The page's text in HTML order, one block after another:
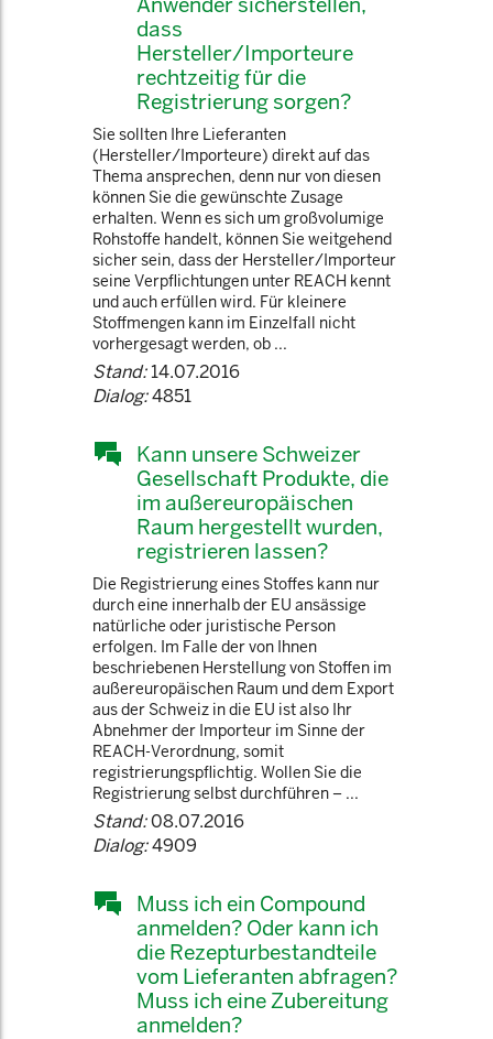
dass
Hersteller/Importeure
rechtzeitig für die
Registrierung sorgen?
Sie sollten Ihre Lieferanten
(Hersteller/Importeure) direkt auf das
Thema ansprechen, denn nur von diesen
können Sie die gewünschte Zusage
erhalten. Wenn es sich um großvolumige
Rohstoffe handelt, können Sie weitgehend
sicher sein, dass der Hersteller/Importeur
seine Verpflichtungen unter REACH kennt
und auch erfüllen wird. Für kleinere
Stoffmengen kann im Einzelfall nicht
vorhergesagt werden, ob ...
Stand:14.07.2016
Dialog:4851
Kann unsere Schweizer
Gesellschaft Produkte, die
im außereuropäischen
Raum hergestellt wurden,
registrieren lassen?
Die Registrierung eines Stoffes kann nur
durch eine innerhalb der EU ansässige
natürliche oder juristische Person
erfolgen. Im Falle der von Ihnen
beschriebenen Herstellung von Stoffen im
außereuropäischen Raum und dem Export
aus der Schweiz in die EU ist also Ihr
Abnehmer der Importeur im Sinne der
REACH-Verordnung, somit
registrierungspflichtig. Wollen Sie die
Registrierung selbst durchführen – ...
Stand:08.07.2016
Dialog:4909
Muss ich ein Compound
anmelden? Oder kann ich
die Rezepturbestandteile
vom Lieferanten abfragen?
Muss ich eine Zubereitung
anmelden?